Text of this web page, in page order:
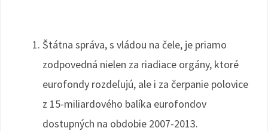
Štátna správa, s vládou na čele, je priamo
zodpovedná nielen za riadiace orgány, ktoré
eurofondy rozdeľujú, ale i za čerpanie polovice
z 15-miliardového balíka eurofondov
dostupných na obdobie 2007-2013.